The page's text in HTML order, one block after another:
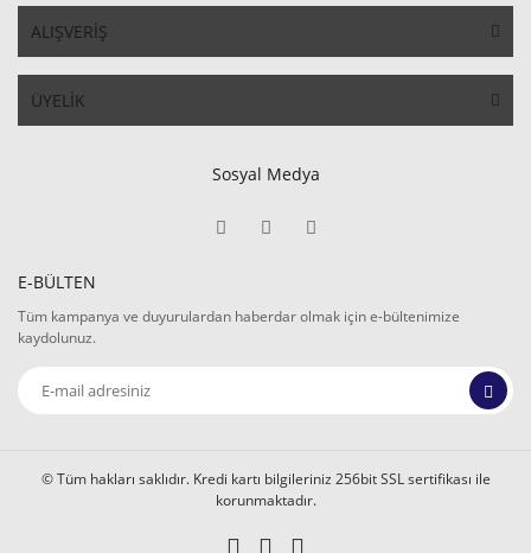
ALIŞVERİŞ
ÜYELİK
Sosyal Medya
E-BÜLTEN
Tüm kampanya ve duyurulardan haberdar olmak için e-bültenimize
kaydolunuz.
© Tüm hakları saklıdır. Kredi kartı bilgileriniz 256bit SSL sertifikası ile
korunmaktadır.